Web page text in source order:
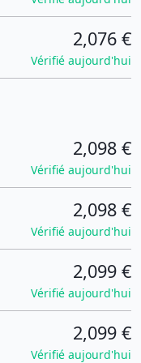
2,076 €
Vérifié aujourd'hui
2,098 €
Vérifié aujourd'hui
2,098 €
Vérifié aujourd'hui
2,099 €
Vérifié aujourd'hui
2,099 €
Vérifié aujourd'hui